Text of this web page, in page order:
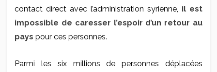
contact direct avec l’administration syrienne, il est
impossible de caresser l’espoir d’un retour au
pays pour ces personnes.
Parmi les six millions de personnes déplacées